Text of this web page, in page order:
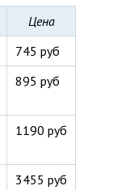
Цена
745 руб
895 руб
1190 руб
3455 руб